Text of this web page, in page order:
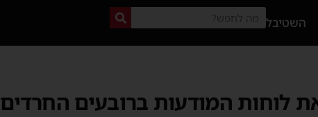
השטיבל
לוחות המודעות ברובעים החרדים